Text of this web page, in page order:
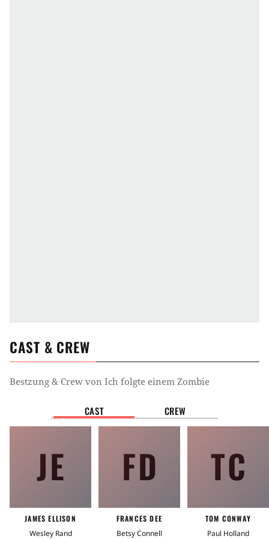
CAST & CREW
Bestzung & Crew von Ich folgte einem Zombie
CAST CREW
JE
JAMES ELLISON
Wesley Rand
FD
FRANCES DEE
Betsy Connell
TC
TOM CONWAY
Paul Holland